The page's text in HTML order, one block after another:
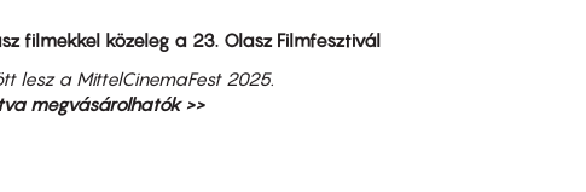
filmekkel közeleg a 23. Olasz Filmfesztivál
lesz a MittelCinemaFest 2025.
megvásárolhatók >>